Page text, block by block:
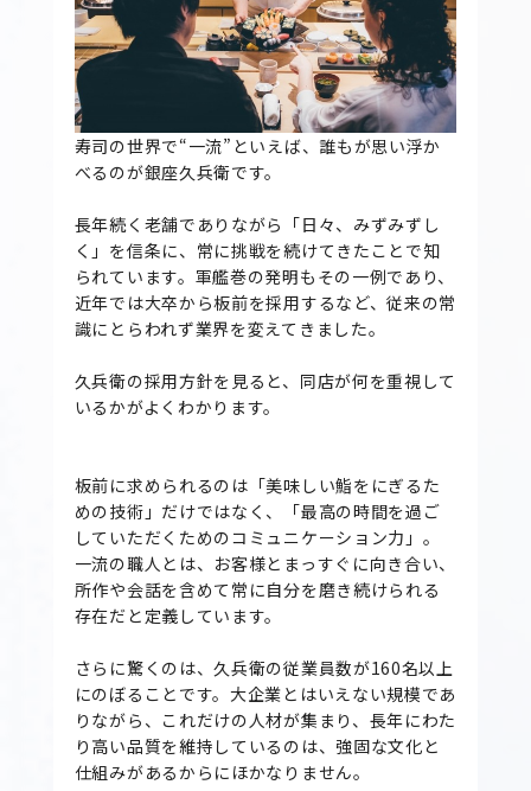
寿司の世界で“一流”といえば、誰もが思い浮か
べるのが銀座久兵衛です。
長年続く老舗でありながら「日々、みずみずし
く」を信条に、常に挑戦を続けてきたことで知
られています。軍艦巻の発明もその一例であり、
近年では大卒から板前を採用するなど、従来の常
識にとらわれず業界を変えてきました。
久兵衛の採用方針を見ると、同店が何を重視して
いるかがよくわかります。
板前に求められるのは「美味しい鮨をにぎるた
めの技術」だけではなく、「最高の時間を過ご
していただくためのコミュニケーション力」。
一流の職人とは、お客様とまっすぐに向き合い、
所作や会話を含めて常に自分を磨き続けられる
存在だと定義しています。
さらに驚くのは、久兵衛の従業員数が160名以上
にのぼることです。大企業とはいえない規模であ
りながら、これだけの人材が集まり、長年にわた
り高い品質を維持しているのは、強固な文化と
仕組みがあるからにほかなりません。